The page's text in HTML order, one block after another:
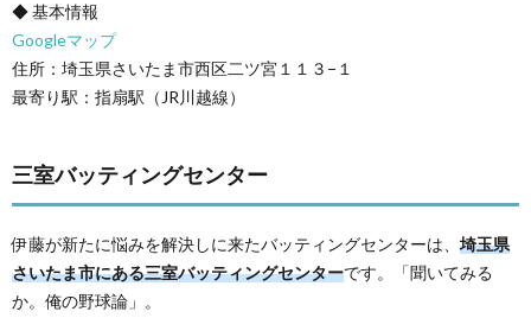
◆ 基本情報
Googleマップ
住所：埼玉県さいたま市西区二ツ宮１１３−１
最寄り駅：指扇駅（JR川越線）
三室バッティングセンター
伊藤が新たに悩みを解決しに来たバッティングセンターは、 埼玉県
さいたま市にある三室バッティングセンターです。「聞いてみる
か。俺の野球論」。